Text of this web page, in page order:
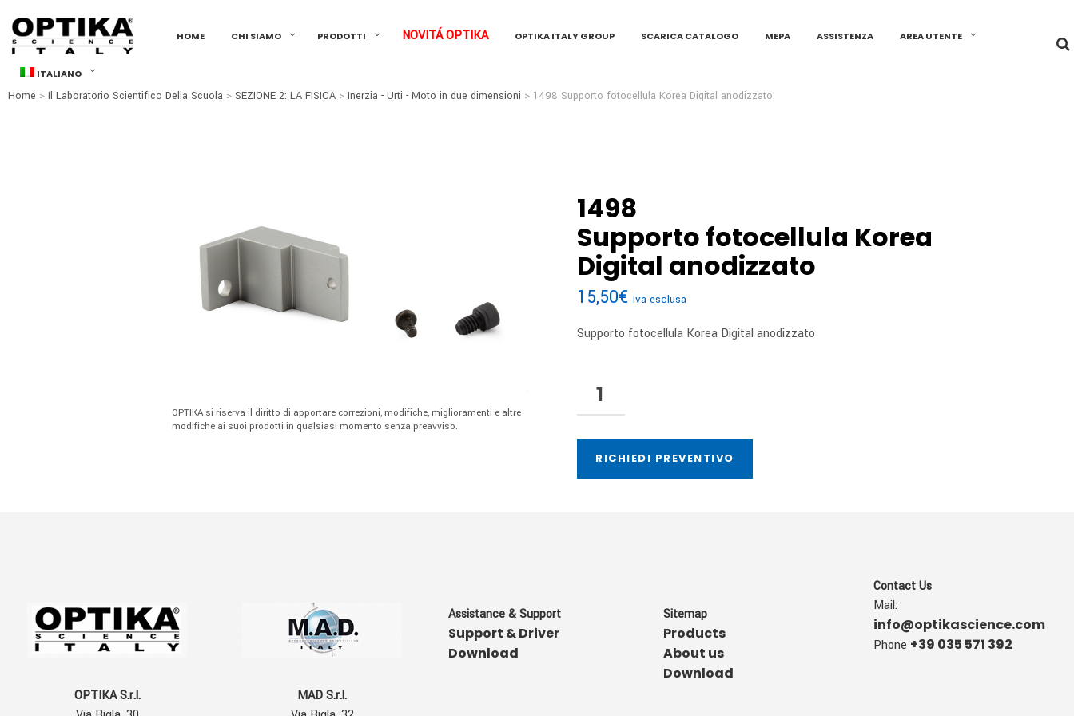
HOME CHI SIAMO PRODOTTI NOVITÁ OPTIKA OPTIKA ITALY GROUP SCARICA CATALOGO MEPA ASSISTENZA AREA UTENTE
ITALIANO
Home > Il Laboratorio Scientifico Della Scuola > SEZIONE 2: LA FISICA > Inerzia - Urti - Moto in due dimensioni > 1498 Supporto fotocellula Korea Digital anodizzato
OPTIKA si riserva il diritto di apportare correzioni, modifiche, miglioramenti e altre
modifiche ai suoi prodotti in qualsiasi momento senza preavviso.
1498
Supporto fotocellula Korea
Digital anodizzato
15,50€ Iva esclusa
Supporto fotocellula Korea Digital anodizzato
RICHIEDI PREVENTIVO
OPTIKA S.r.l.
MAD S.r.l.
Assistance & Support
Support & Driver
Download
Sitemap
Products
About us
Download
Contact Us
Mail:
info@optikascience.com
Phone +39 035 571 392